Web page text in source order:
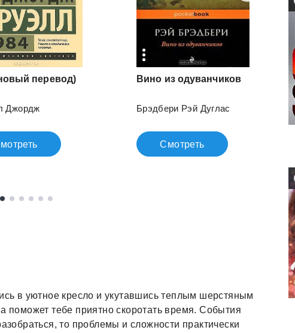
перевод)
Джордж
Вино из одуванчиков
Брэдбери Рэй Дуглас
Смотреть
в уютное кресло и укутавшись теплым шерстяным
поможет тебе приятно скоротать время. События
то проблемы и сложности практически